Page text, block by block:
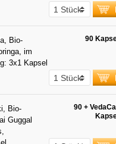
Bio-
im
3x1 Kapsel
90
Bio-
Guggal
90 +